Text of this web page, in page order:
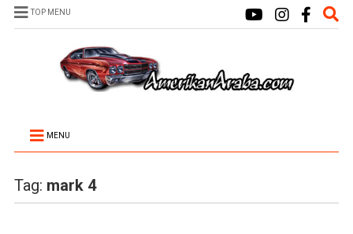
TOP MENU
MENU
Tag: mark 4